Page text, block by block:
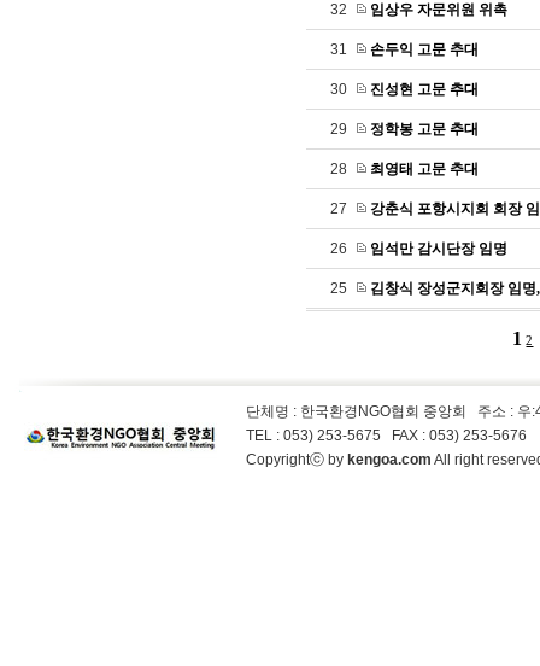
32 임상우 자문위원 위촉
31 손두익 고문 추대
30 진성현 고문 추대
29 정학봉 고문 추대
28 최영태 고문 추대
27 강춘식 포항시지회 회장
26 임석만 감시단장 임명
25 김창식 장성군지회장 임
1 2
단체명 : 한국환경NGO협회 중앙회 주소 : 우
TEL : 053) 253-5675 FAX : 053) 253-5676
Copyrightⓒ by kengoa.com All right